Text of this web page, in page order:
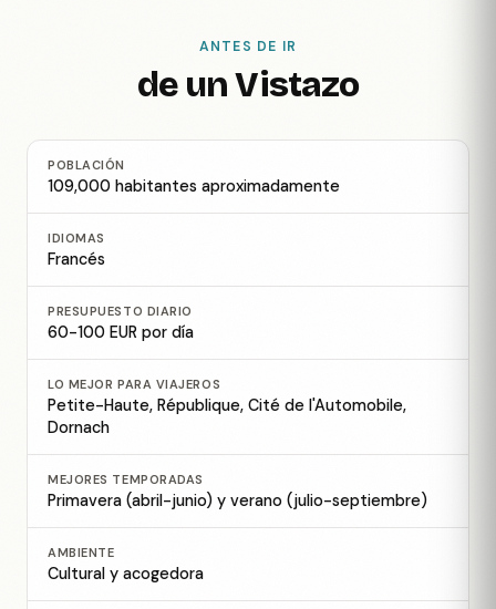
ANTES DE IR
de un Vistazo
POBLACIÓN
109,000 habitantes aproximadamente
IDIOMAS
Francés
PRESUPUESTO DIARIO
60-100 EUR por día
LO MEJOR PARA VIAJEROS
Petite-Haute, République, Cité de l'Automobile,
Dornach
MEJORES TEMPORADAS
Primavera (abril-junio) y verano (julio-septiembre)
AMBIENTE
Cultural y acogedora